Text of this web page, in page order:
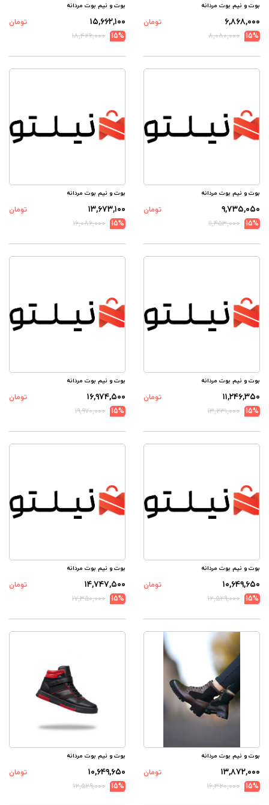
بوت و نیم بوت مردانه
۶,۸۶۸,۰۰۰
تومان
15%
۸,۰۸۰,۰۰۰
بوت و نیم بوت مردانه
۱۵,۶۶۲,۱۰۰
تومان
15%
۱۸,۴۲۶,۰۰۰
بوت و نیم بوت مردانه
۹,۷۳۵,۰۵۰
تومان
15%
۱۱,۴۵۳,۰۰۰
بوت و نیم بوت مردانه
۱۳,۶۷۳,۱۰۰
تومان
15%
۱۶,۰۸۶,۰۰۰
بوت و نیم بوت مردانه
۱۱,۲۴۶,۳۵۰
تومان
15%
۱۳,۲۳۱,۰۰۰
بوت و نیم بوت مردانه
۱۶,۹۷۴,۵۰۰
تومان
15%
۱۹,۹۷۰,۰۰۰
بوت و نیم بوت مردانه
۱۰,۶۴۹,۶۵۰
تومان
15%
۱۲,۵۲۹,۰۰۰
بوت و نیم بوت مردانه
۱۴,۷۴۷,۵۰۰
تومان
15%
۱۷,۳۵۰,۰۰۰
بوت و نیم بوت مردانه
۱۳,۸۷۲,۰۰۰
تومان
15%
۱۶,۳۲۰,۰۰۰
بوت و نیم بوت مردانه
۱۰,۶۴۹,۶۵۰
تومان
15%
۱۲,۵۲۹,۰۰۰